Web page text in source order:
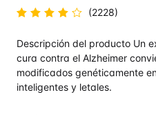
en4.7de
(2228)
Descripción del producto Un
cura contra el Alzheimer
modificados genéticamente
inteligentes y letales.